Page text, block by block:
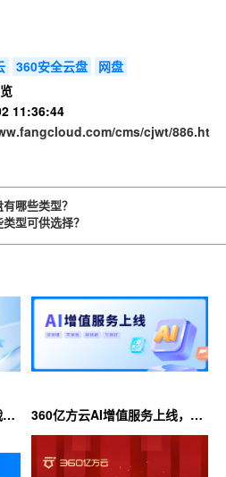
360安全云盘
网盘
11:36:44
cms/cjwt/886.ht
哪些类型？
型可供选择？
360亿方云AI增值服务上线，超
大限时优惠等你来！